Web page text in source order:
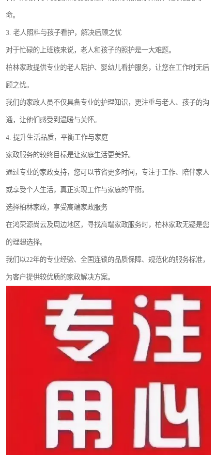
命。
3. 老人照料与孩子看护，解决后顾之忧
对于忙碌的上班族来说，老人和孩子的照护是一大难题。
柏林家政提供专业的老人陪护、婴幼儿看护服务，让您在工作时无后
顾之忧。
我们的家政人员不仅具备专业的护理知识，更注重与老人、孩子的沟
通，让他们感受到温暖与关怀。
4. 提升生活品质，平衡工作与家庭
家政服务的较终目标是让家庭生活更美好。
通过专业的家政支持，您可以节省更多时间，专注于工作、陪伴家人
或享受个人生活，真正实现工作与家庭的平衡。
选择柏林家政，享受高端家政服务
在鸿荣源尚云及周边地区，寻找高端家政服务时，柏林家政无疑是您
的理想选择。
我们以22年的专业经验、全国连锁的品质保障、规范化的服务标准，
为客户提供较优质的家政解决方案。